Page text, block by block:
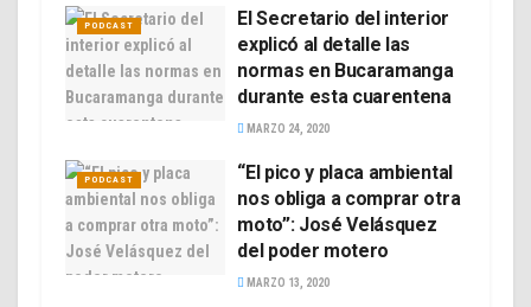
PODCAST
El Secretario del interior
explicó al detalle las
normas en Bucaramanga
durante esta cuarentena
MARZO 24, 2020
PODCAST
“El pico y placa ambiental
nos obliga a comprar otra
moto”: José Velásquez
del poder motero
MARZO 13, 2020